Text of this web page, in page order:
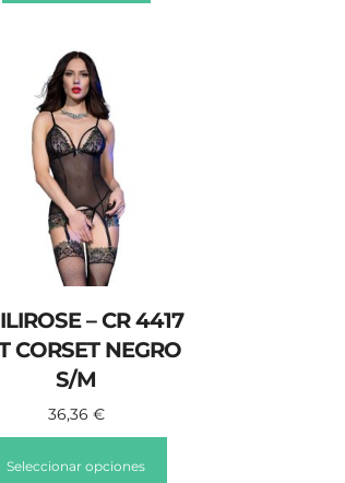
– CR 4417
CORSET NEGRO
S/M
36,36 €
Seleccionar opciones